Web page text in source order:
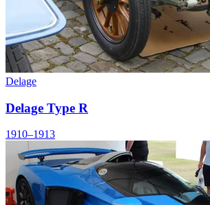
Delage
Delage Type R
1910–1913